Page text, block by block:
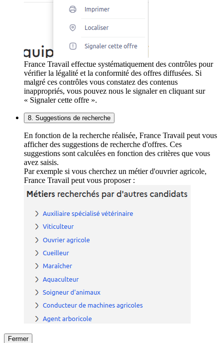
France Travail effectue systématiquement des contrôles pour
vérifier la légalité et la conformité des offres diffusées. Si
malgré ces contrôles vous constatez des contenus
inappropriés, vous pouvez nous le signaler en cliquant sur
« Signaler cette offre ».
8. Suggestions de recherche
En fonction de la recherche réalisée, France Travail peut vous
afficher des suggestions de recherche d'offres. Ces
suggestions sont calculées en fonction des critères que vous
avez saisis.
Par exemple si vous cherchez un métier d'ouvrier agricole,
France Travail peut vous proposer :
Fermer